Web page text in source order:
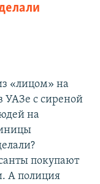
«лицом» на
УАЗе с сиреной
на
покупают
А полиция